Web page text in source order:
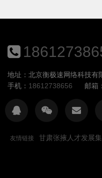
地址：北京衡极速网络科技有
手机： 18612738656 邮箱：
友情链接 甘肃张掖人才发展集